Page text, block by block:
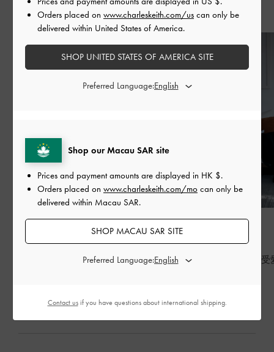
近期發表
時尚潮流
BED OF BOWS
Lay the perfect foundation for your everyday
時尚潮流
七夕
七夕，重新感
Shop our Macau SAR site
Prices and payment amounts are displayed in HK $.
Orders placed on www.charleskeith.com/mo can only be
delivered within Macau SAR.
SHOP MACAU SAR SITE
Preferred Language:
Orders placed on www.charleskeith.com/us can only be
delivered within United States of America.
SHOP UNITED STATES OF AMERICA SITE
Preferred Language:
Contact usif you have questions about international shipping.